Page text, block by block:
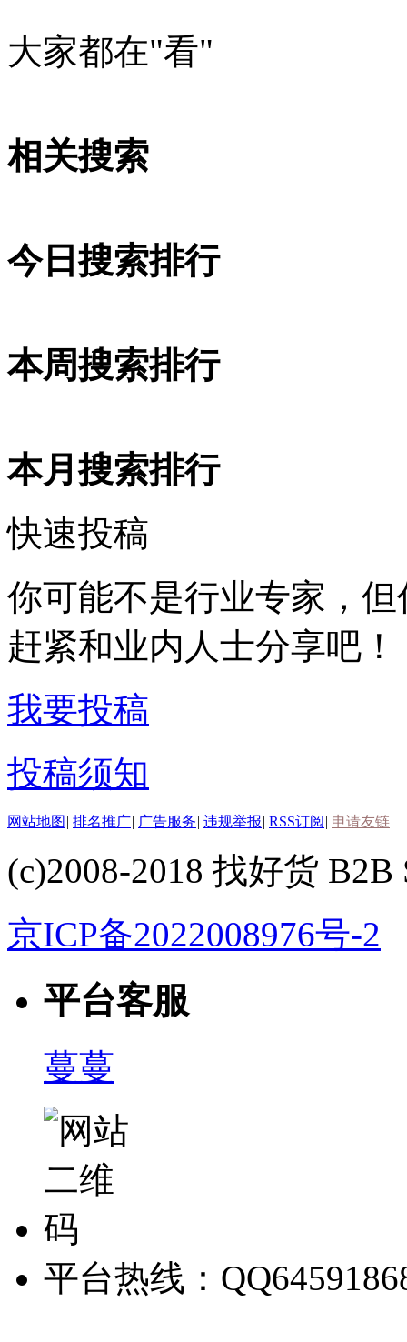
大家都在"看"
相关搜索
今日搜索排行
本周搜索排行
本月搜索排行
快速投稿
你可能不是行业专家，
赶紧和业内人士分享吧！
我要投稿
投稿须知
网站地图 | 排名推广| 广告服务| 违规举报| RSS订阅 | 申请友链
(c)2008-2018 找好货 B2B
京ICP备2022008976号-2
平台客服
蔓蔓
平台热线：